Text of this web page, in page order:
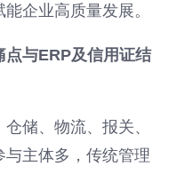
企业高质量发展。
点与ERP及信用证结
储、物流、报关、
主体多，传统管理